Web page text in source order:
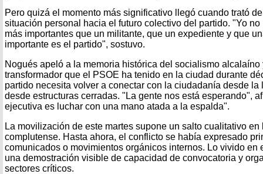
Pero quizá el momento más significativo llegó cuando trató
situación personal hacia el futuro colectivo del partido. "Yo
más importantes que un militante, que un expediente y que
importante es el partido", sostuvo.
Nogués apeló a la memoria histórica del socialismo
transformador que el PSOE ha tenido en la ciudad durante
partido necesita volver a conectar con la ciudadanía desde la
desde estructuras cerradas. "La gente nos está esperando",
ejecutiva es luchar con una mano atada a la espalda".
La movilización de este martes supone un salto cualitativo
complutense. Hasta ahora, el conflicto se había expresado
comunicados o movimientos orgánicos internos. Lo vivido en
una demostración visible de capacidad de convocatoria y
sectores críticos.